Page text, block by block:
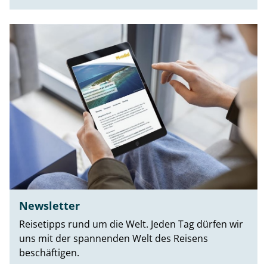
Newsletter
Reisetipps rund um die Welt. Jeden Tag dürfen wir
uns mit der spannenden Welt des Reisens
beschäftigen.